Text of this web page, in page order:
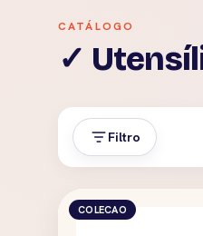
CATÁLOGO
✓
Filtro
COLECAO